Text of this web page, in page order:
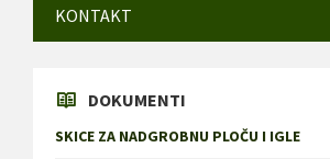
KONTAKT
DOKUMENTI
SKICE ZA NADGROBNU PLOČU I IGLE